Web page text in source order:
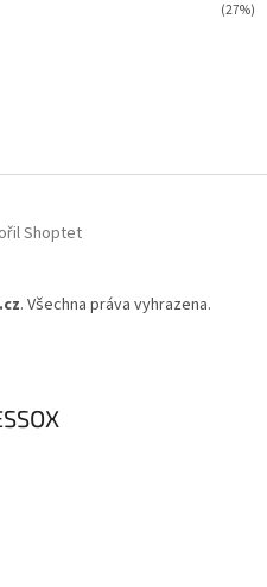
(27%)
Shoptet
. Všechna práva vyhrazena.